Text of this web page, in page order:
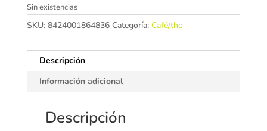
Sin existencias
SKU: 8424001864836 Categoría: Café/the
Descripción
Información adicional
Descripción